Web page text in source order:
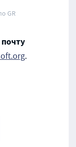
GR
.